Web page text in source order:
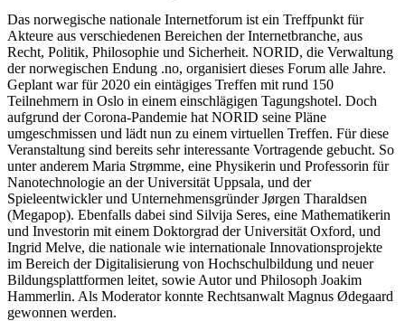
Das norwegische nationale Internetforum ist ein Treffpunkt für
Akteure aus verschiedenen Bereichen der Internetbranche, aus
Recht, Politik, Philosophie und Sicherheit. NORID, die Verwaltung
der norwegischen Endung .no, organisiert dieses Forum alle Jahre.
Geplant war für 2020 ein eintägiges Treffen mit rund 150
Teilnehmern in Oslo in einem einschlägigen Tagungshotel. Doch
aufgrund der Corona-Pandemie hat NORID seine Pläne
umgeschmissen und lädt nun zu einem virtuellen Treffen. Für diese
Veranstaltung sind bereits sehr interessante Vortragende gebucht. So
unter anderem Maria Strømme, eine Physikerin und Professorin für
Nanotechnologie an der Universität Uppsala, und der
Spieleentwickler und Unternehmensgründer Jørgen Tharaldsen
(Megapop). Ebenfalls dabei sind Silvija Seres, eine Mathematikerin
und Investorin mit einem Doktorgrad der Universität Oxford, und
Ingrid Melve, die nationale wie internationale Innovationsprojekte
im Bereich der Digitalisierung von Hochschulbildung und neuer
Bildungsplattformen leitet, sowie Autor und Philosoph Joakim
Hammerlin. Als Moderator konnte Rechtsanwalt Magnus Ødegaard
gewonnen werden.